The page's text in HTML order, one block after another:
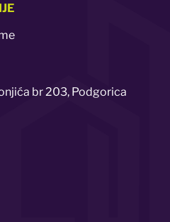
br 203, Podgorica